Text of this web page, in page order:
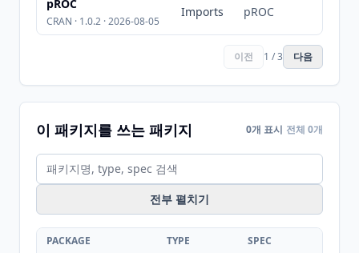
pROC
CRAN · 1.0.2 · 2026-08-05
Imports pROC
이전 1 / 3 다음
이 패키지를 쓰는 패키지 0개 표시 전체 0개
전부 펼치기
PACKAGE TYPE SPEC